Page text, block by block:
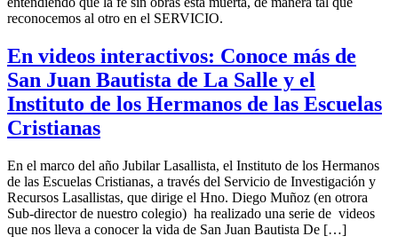
reconocemos al otro en el SERVICIO.
En videos interactivos: Conoce más de
San Juan Bautista de La Salle y el
Instituto de los Hermanos de las Escuelas
Cristianas
En el marco del año Jubilar Lasallista, el Instituto de los Hermanos
de las Escuelas Cristianas, a través del Servicio de Investigación y
Recursos Lasallistas, que dirige el Hno. Diego Muñoz (en otrora
Sub-director de nuestro colegio) ha realizado una serie de videos
que nos lleva a conocer la vida de San Juan Bautista De […]